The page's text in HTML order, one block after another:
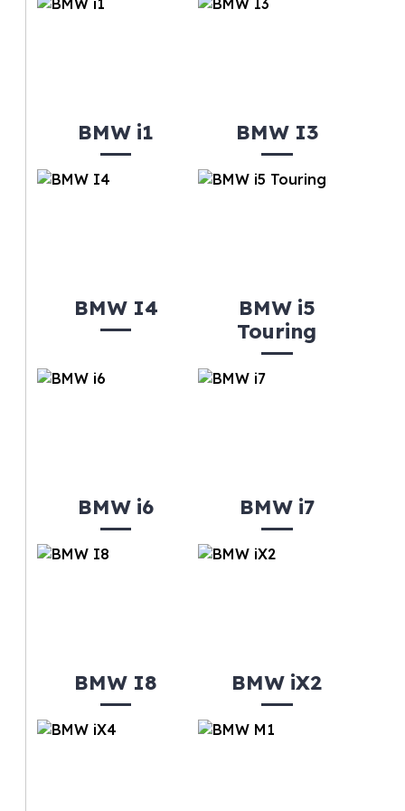
BMW i1 BMW I3
BMW I4
BMW i5
Touring
BMW i6 BMW i7
BMW I8 BMW iX2